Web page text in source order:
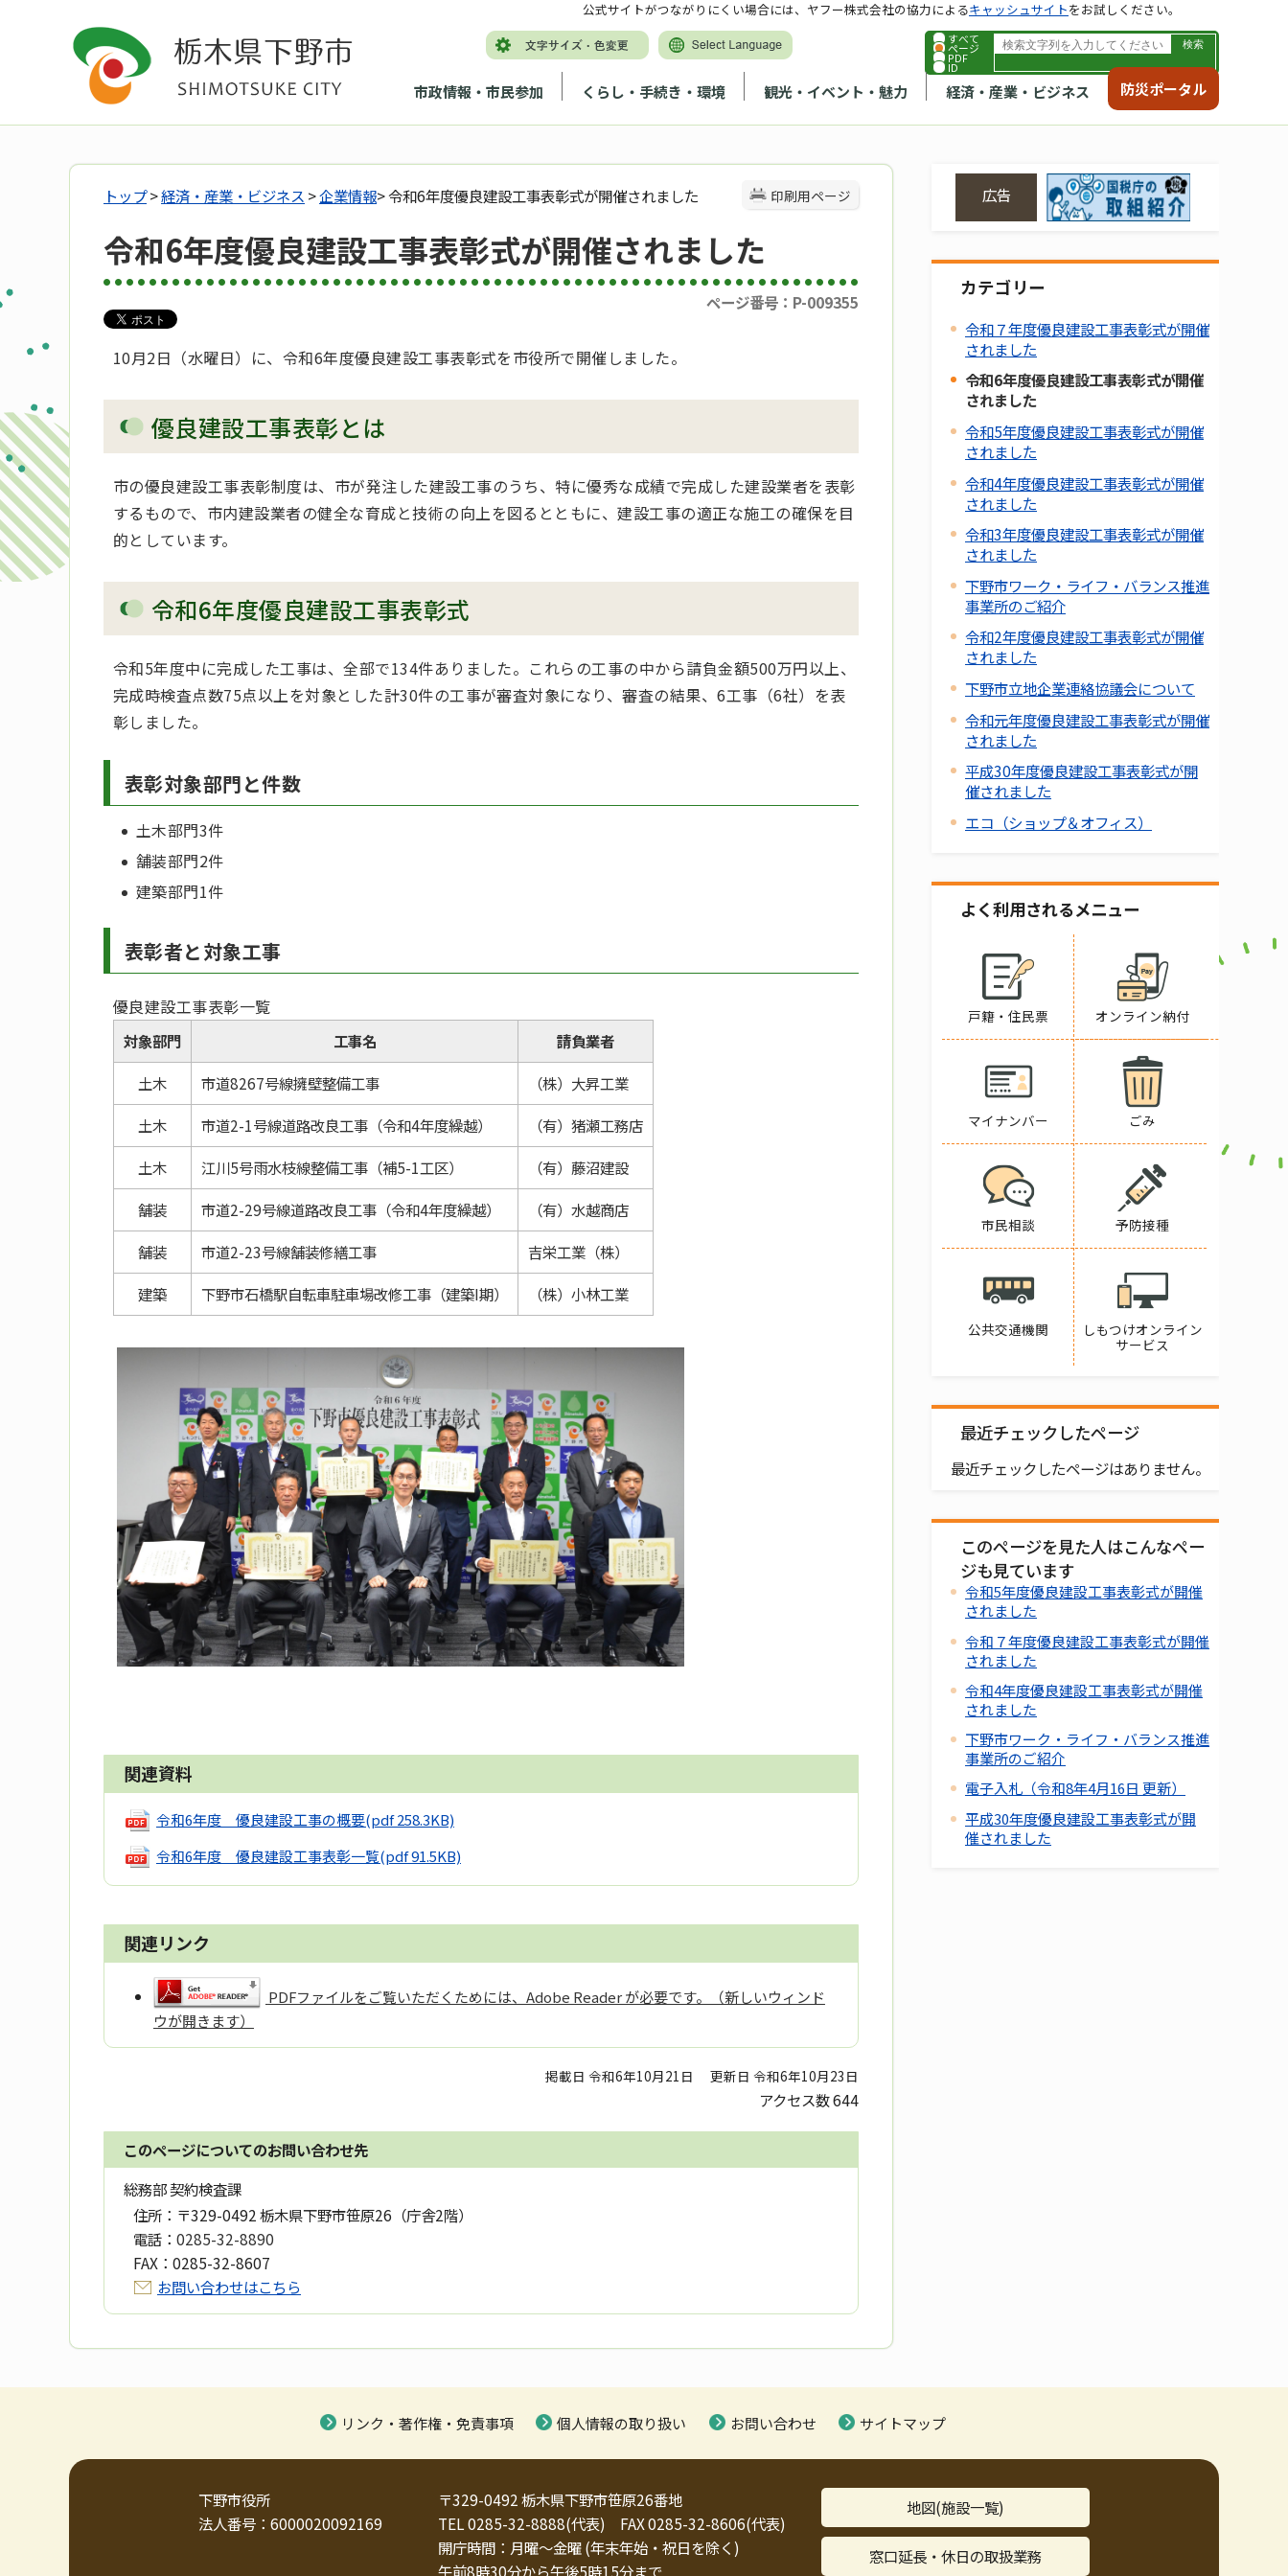
すべて
ページ
PDF
ID
市政情報・市民参加 くらし・手続き・環境 観光・イベント・魅力 経済・産業・ビジネス 防災ポータル
公式サイトがつながりにくい場合には、ヤフー株式会社の協力によるキャッシュサイトをお試しください。
印刷用ページ
トップ>経済・産業・ビジネス >企業情報> 令和6年度優良建設工事表彰式が開催されました
令和6年度優良建設工事表彰式が開催されました
ページ番号：P-009355
10月2日（水曜日）に、令和6年度優良建設工事表彰式を市役所で開催しました。
優良建設工事表彰とは
市の優良建設工事表彰制度は、市が発注した建設工事のうち、特に優秀な成績で完成した建設業者を表彰
するもので、市内建設業者の健全な育成と技術の向上を図るとともに、建設工事の適正な施工の確保を目
的としています。
令和6年度優良建設工事表彰式
令和5年度中に完成した工事は、全部で134件ありました。これらの工事の中から請負金額500万円以上、
完成時検査点数75点以上を対象とした計30件の工事が審査対象になり、審査の結果、6工事（6社）を表
彰しました。
表彰対象部門と件数
土木部門3件
舗装部門2件
建築部門1件
表彰者と対象工事
優良建設工事表彰一覧
対象部門 工事名
請負業者
土木
市道8267号線擁壁整備工事
（株）大昇工業
土木
市道2-1号線道路改良工事（令和4年度繰越）
（有）猪瀬工務店
土木
江川5号雨水枝線整備工事（補5-1工区）
（有）藤沼建設
舗装
市道2-29号線道路改良工事（令和4年度繰越）
（有）水越商店
舗装
市道2-23号線舗装修繕工事
吉栄工業（株）
建築
下野市石橋駅自転車駐車場改修工事（建築I期） （株）小林工業
関連資料
令和6年度 優良建設工事の概要(pdf 258.3KB)
令和6年度 優良建設工事表彰一覧(pdf 91.5KB)
関連リンク
PDFファイルをご覧いただくためには、Adobe Reader が必要です。（新しいウィンド
ウが開きます）
掲載日 令和6年10月21日 更新日 令和6年10月23日
アクセス数644
このページについてのお問い合わせ先
総務部 契約検査課
住所： 〒329-0492 栃木県下野市笹原26（庁舎2階）
電話： 0285-32-8890
FAX： 0285-32-8607
お問い合わせはこちら
広告
カテゴリー
令和７年度優良建設工事表彰式が開催
されました
令和6年度優良建設工事表彰式が開催
されました
令和5年度優良建設工事表彰式が開催
されました
令和4年度優良建設工事表彰式が開催
されました
令和3年度優良建設工事表彰式が開催
されました
下野市ワーク・ライフ・バランス推進
事業所のご紹介
令和2年度優良建設工事表彰式が開催
されました
下野市立地企業連絡協議会について
令和元年度優良建設工事表彰式が開催
されました
平成30年度優良建設工事表彰式が開
催されました
エコ（ショップ＆オフィス）
よく利用されるメニュー
戸籍・住民票 オンライン納付
マイナンバー ごみ
市民相談 予防接種
公共交通機関
しもつけオンライン
サービス
最近チェックしたページ
最近チェックしたページはありません。
このページを見た人はこんなペー
ジも見ています
令和5年度優良建設工事表彰式が開催
されました
令和７年度優良建設工事表彰式が開催
されました
令和4年度優良建設工事表彰式が開催
されました
下野市ワーク・ライフ・バランス推進
事業所のご紹介
電子入札（令和8年4月16日 更新）
平成30年度優良建設工事表彰式が開
催されました
リンク・著作権・免責事項 個人情報の取り扱い お問い合わせ サイトマップ
下野市役所
法人番号：6000020092169
〒329-0492 栃木県下野市笹原26番地
TEL 0285-32-8888(代表) FAX 0285-32-8606(代表)
開庁時間：月曜～金曜 (年末年始・祝日を除く)
午前8時30分から午後5時15分まで
地図(施設一覧)
窓口延長・休日の取扱業務